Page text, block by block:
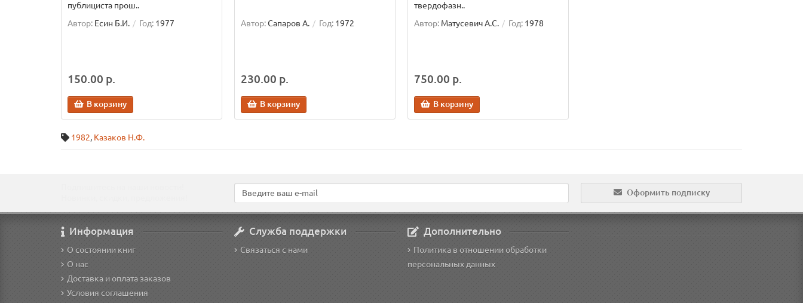
публициста прош..
Автор: Есин Б.И. Год: 1977
150.00 р.
В корзину
Автор:Сапаров А. Год: 1972
230.00 р.
В корзину
твердофазн..
Автор: Матусевич А.С. Год: 1978
750.00 р.
В корзину
1982, Казаков Н.Ф.
Оформить подписку
Информация
О состоянии книг
О нас
Доставка и оплата заказов
Условия соглашения
Служба поддержки
Связаться с нами
Дополнительно
Политика в отношении обработки
персональных данных